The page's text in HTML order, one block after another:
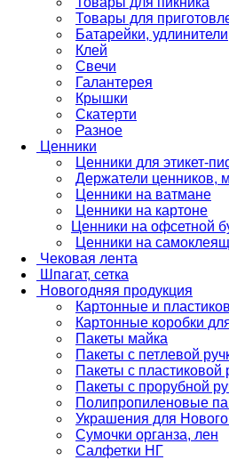
Товары для
Батарейки, удлинители
Клей
Свечи
Галантерея
Крышки
Скатерти
Разное
Ценники
Ценники для этикет-
Держатели ценников,
Ценники на ватмане
Ценники на картоне
Ценники на офсетной
Ценники на
Чековая лента
Шпагат, сетка
Новогодняя продукция
Картонные и
Картонные коробки
Пакеты майка
Пакеты с петлевой
Пакеты с пластиковой
Пакеты с прорубной
Полипропиленовые
Украшения для Нового
Сумочки органза, лен
Салфетки НГ